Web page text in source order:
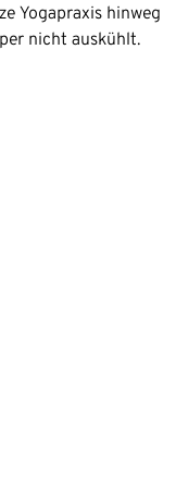
Yogapraxis hinweg
nicht auskühlt.